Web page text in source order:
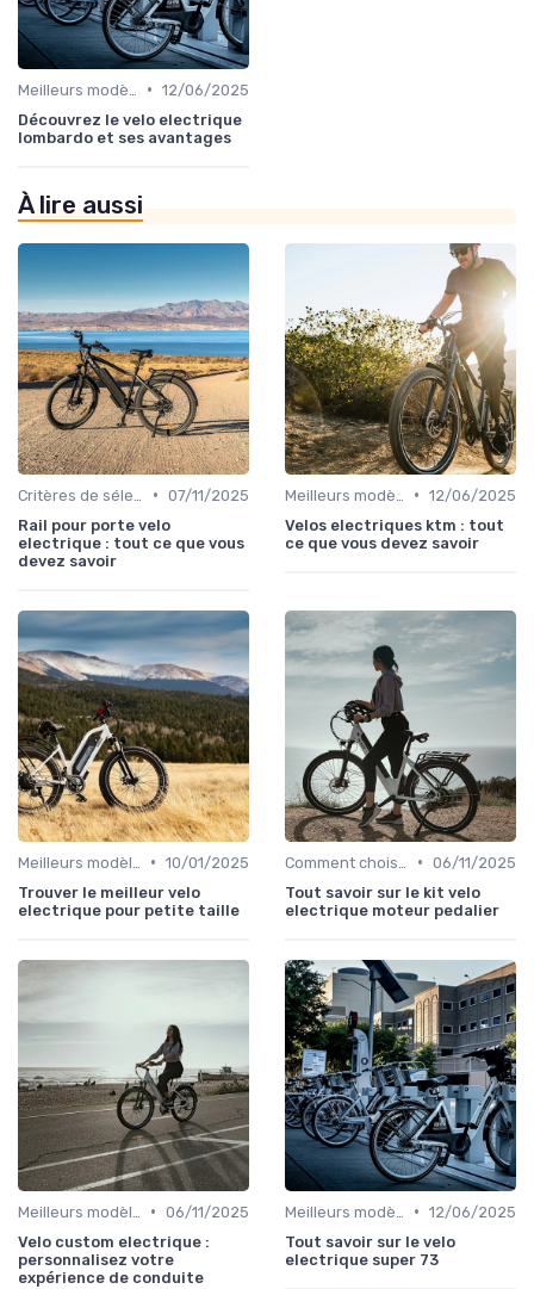
• 12/06/2025
Découvrez le velo electrique
lombardo et ses avantages
À lire aussi
• 07/11/2025
Rail pour porte velo
electrique : tout ce que vous
devez savoir
• 12/06/2025
Velos electriques ktm : tout
ce que vous devez savoir
• 10/01/2025
Trouver le meilleur velo
electrique pour petite taille
• 06/11/2025
Tout savoir sur le kit velo
electrique moteur pedalier
• 06/11/2025
Velo custom electrique :
personnalisez votre
expérience de conduite
• 12/06/2025
Tout savoir sur le velo
electrique super 73